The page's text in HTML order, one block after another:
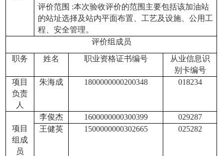
评价范围 :本次验收评价的范围主要包括该加油站
的站址选择及站内平面布置、工艺及设施、公用工
程、安全管理。
评价组成员
职务
姓名 职业资格证书编号
从业信息识
别卡编号
项目
负责
人
朱海成 1800000000200348 018234
项目
组成
员
李俊杰 1600000000300399
029287
王健英
1500000000302665 025282